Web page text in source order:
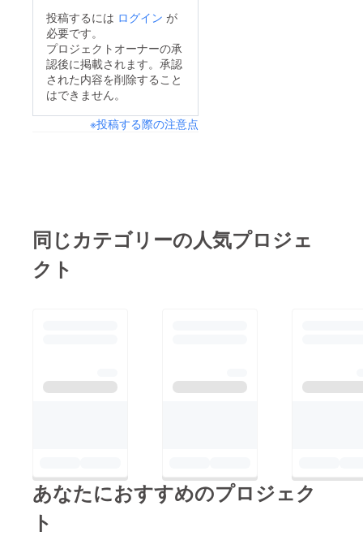
投稿するには ログイン が
必要です。
プロジェクトオーナーの承
認後に掲載されます。承認
された内容を削除すること
はできません。
※投稿する際の注意点
同じカテゴリーの人気プロジェ
クト
あなたにおすすめのプロジェク
ト